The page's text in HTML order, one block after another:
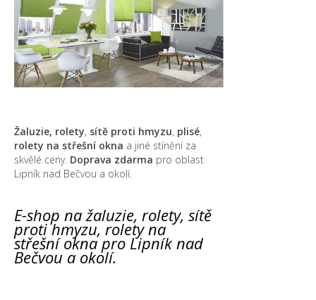
Žaluzie, rolety, sítě proti hmyzu, plisé,
rolety na střešní okna a jiné stínění za
skvělé ceny. Doprava zdarma pro oblast
Lipník nad Bečvou a okolí.
E-shop na žaluzie, rolety, sítě
proti hmyzu, rolety na
střešní okna pro Lipník nad
Bečvou a okolí.